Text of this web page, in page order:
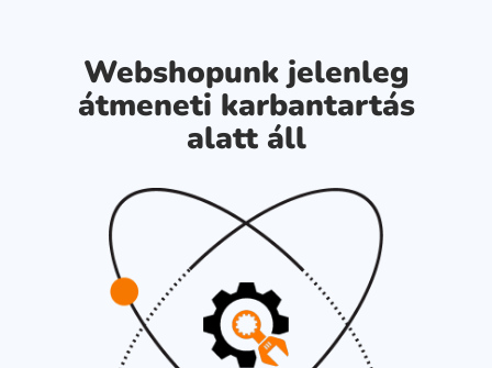
Webshopunk jelenleg
átmeneti karbantartás
alatt áll